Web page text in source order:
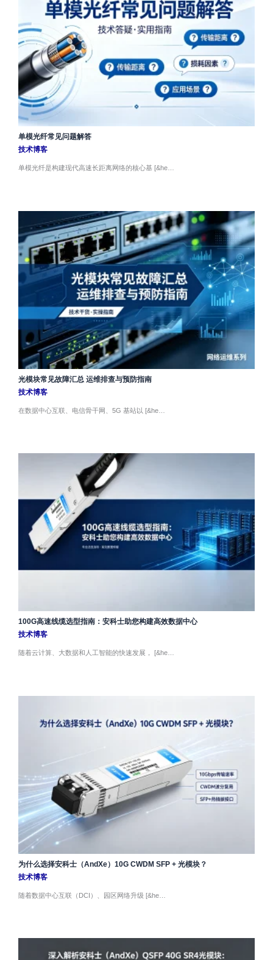
单模光纤常见问题解答
技术博客
单模光纤是构建现代高速长距离网络的核心基 [&he…
光模块常见故障汇总 运维排查与预防指南
技术博客
在数据中心互联、电信骨干网、5G 基站以 [&he…
100G高速线缆选型指南：安科士助您构建高效数据中心
技术博客
随着云计算、大数据和人工智能的快速发展， [&he…
为什么选择安科士（AndXe）10G CWDM SFP + 光模块？
技术博客
随着数据中心互联（DCI）、园区网络升级 [&he…